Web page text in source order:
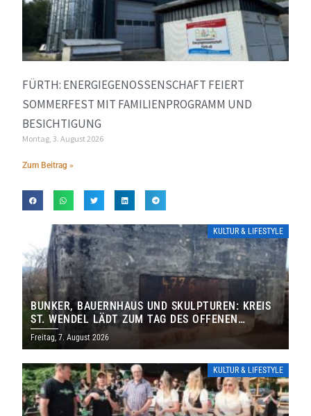
FÜRTH: ENERGIEGENOSSENSCHAFT FEIERT
SOMMERFEST MIT FAMILIENPROGRAMM UND
BESICHTIGUNG
Montag, 3. August 2026
Zum Beitrag »
KULTUR & LIFESTYLE
BUNKER, BAUERNHAUS UND SKULPTUREN: KREIS
ST. WENDEL LÄDT ZUM TAG DES OFFENEN
DENKMALS EIN
Freitag, 7. August 2026
KULTUR & LIFESTYLE